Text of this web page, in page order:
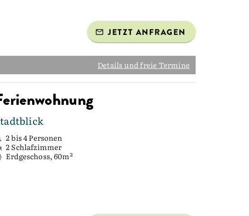
JETZT ANFRAGEN
Details und freie Termine
2 bis 4 Personen
2 Schlafzimmer
Erdgeschoss, 60m²